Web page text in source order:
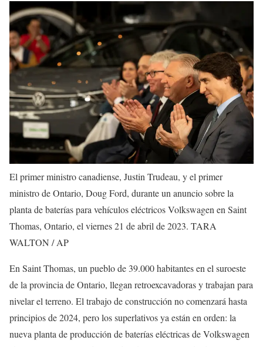
El primer ministro canadiense, Justin Trudeau, y el primer
ministro de Ontario, Doug Ford, durante un anuncio sobre la
planta de baterías para vehículos eléctricos Volkswagen en Saint
Thomas, Ontario, el viernes 21 de abril de 2023. TARA
WALTON / AP
En Saint Thomas, un pueblo de 39.000 habitantes en el suroeste
de la provincia de Ontario, llegan retroexcavadoras y trabajan para
nivelar el terreno. El trabajo de construcción no comenzará hasta
principios de 2024, pero los superlativos ya están en orden: la
nueva planta de producción de baterías eléctricas de Volkswagen